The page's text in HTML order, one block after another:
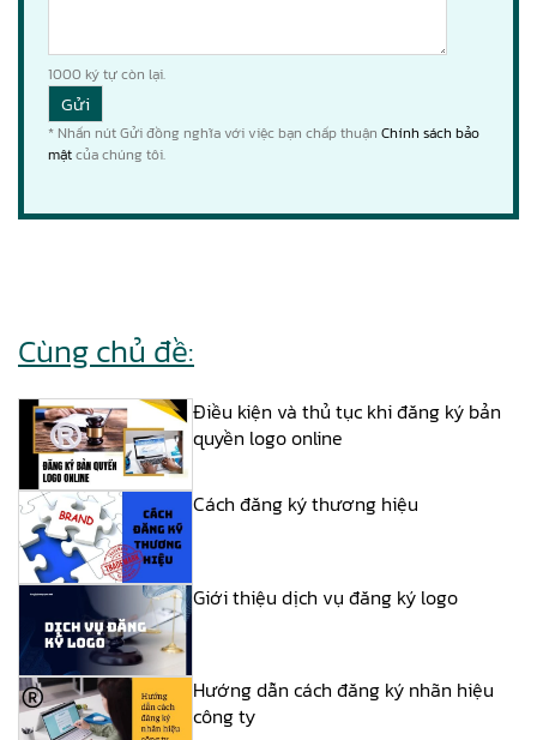
1000 ký tự còn lại.
* Nhấn nút Gửi đồng nghĩa với việc bạn chấp thuận Chính sách bảo
mậtcủa chúng tôi.
Cùng chủ đề:
Điều kiện và thủ tục khi đăng ký bản
quyền logo online
Cách đăng ký thương hiệu
Giới thiệu dịch vụ đăng ký logo
Hướng dẫn cách đăng ký nhãn hiệu
công ty